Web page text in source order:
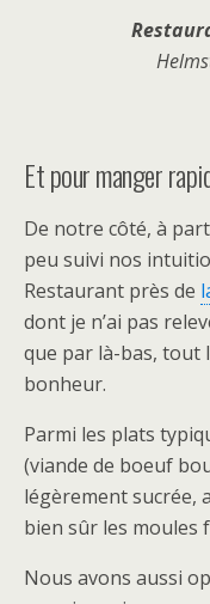
Et pour manger
De notre côté, à
peu suivi nos
Restaurant près de
dont je n’ai pas
que par là-bas, tout
bonheur.
Parmi les plats
(viande de boeuf
légèrement sucrée,
bien sûr les moules
Nous avons aussi